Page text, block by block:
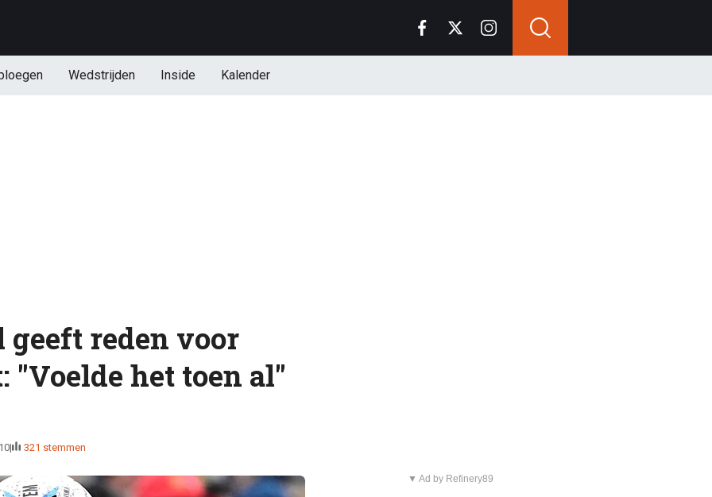
Wedstrijden Inside Kalender
geeft reden voor
"Voelde het toen al"
321 stemmen
▼ Ad by Refinery89